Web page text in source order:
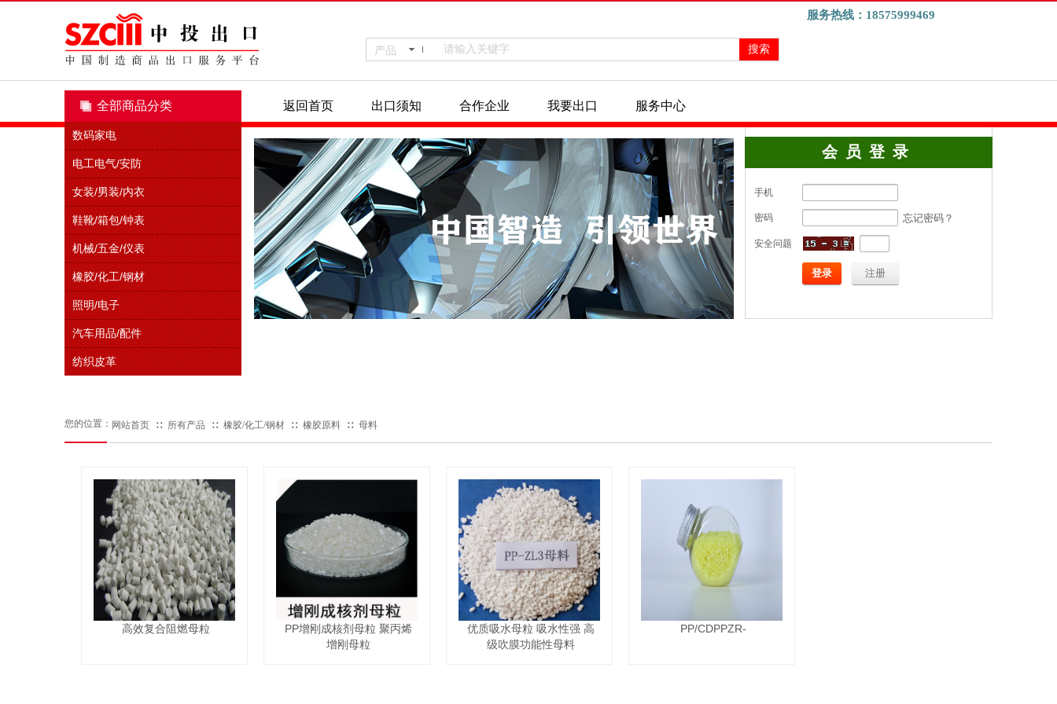
服务热线： 18575999469
产品 搜索
返回首页 出口须知 合作企业 我要出口 服务中心
全部商品分类
全部商品分类
数码家电
电工电气/安防
女装/男装/内衣
鞋靴/箱包/钟表
机械/五金/仪表
橡胶/化工/钢材
照明/电子
汽车用品/配件
纺织皮革
会员登录
手机
密码 忘记密码？
安全问题
登录 注册
您的位置： 网站首页 ∷ 所有产品 ∷ 橡胶/化工/钢材 ∷ 橡胶原料 ∷ 母料
高效复合阻燃母粒
PP增刚成核剂母粒 聚丙烯
增刚母粒
优质吸水母粒 吸水性强 高
级吹膜功能性母料
PP/CDPPZR-